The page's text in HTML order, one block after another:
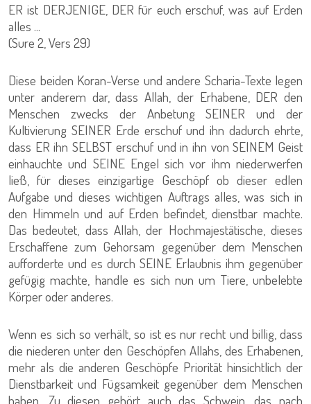
ER ist DERJENIGE, DER für euch erschuf, was auf Erden
alles ...
(Sure 2, Vers 29)
Diese beiden Koran-Verse und andere Scharia-Texte legen
unter anderem dar, dass Allah, der Erhabene, DER den
Menschen zwecks der Anbetung SEINER und der
Kultivierung SEINER Erde erschuf und ihn dadurch ehrte,
dass ER ihn SELBST erschuf und in ihn von SEINEM Geist
einhauchte und SEINE Engel sich vor ihm niederwerfen
ließ, für dieses einzigartige Geschöpf ob dieser edlen
Aufgabe und dieses wichtigen Auftrags alles, was sich in
den Himmeln und auf Erden befindet, dienstbar machte.
Das bedeutet, dass Allah, der Hochmajestätische, dieses
Erschaffene zum Gehorsam gegenüber dem Menschen
aufforderte und es durch SEINE Erlaubnis ihm gegenüber
gefügig machte, handle es sich nun um Tiere, unbelebte
Körper oder anderes.
Wenn es sich so verhält, so ist es nur recht und billig, dass
die niederen unter den Geschöpfen Allahs, des Erhabenen,
mehr als die anderen Geschöpfe Priorität hinsichtlich der
Dienstbarkeit und Fügsamkeit gegenüber dem Menschen
haben. Zu diesen gehört auch das Schwein, das nach